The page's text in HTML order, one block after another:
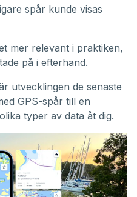
spår kunde visas
mer relevant i praktiken,
på i efterhand.
utvecklingen de senaste
GPS-spår till en
typer av data åt dig.